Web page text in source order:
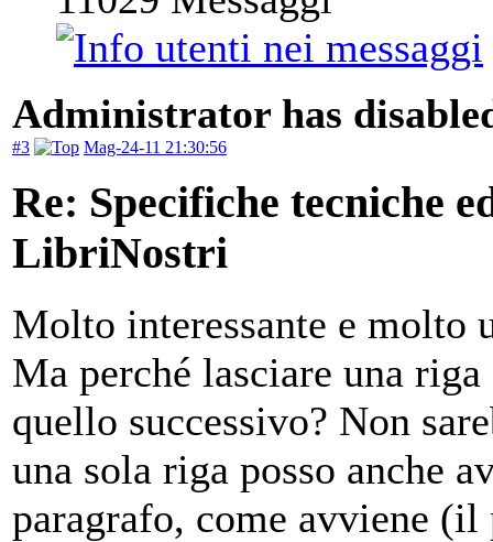
Administrator has
#3 Mag-24-11 21:30:56
Re: Specifiche tecniche
LibriNostri
Molto interessante e molto
Ma perché lasciare una
quello successivo? Non
una sola riga posso anche
paragrafo, come avviene